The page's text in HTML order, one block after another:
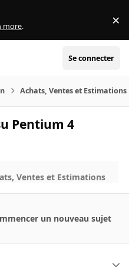
more. ×
Se connecter
Achats, Ventes et Estimations
Pentium 4
Ventes et Estimations
un nouveau sujet